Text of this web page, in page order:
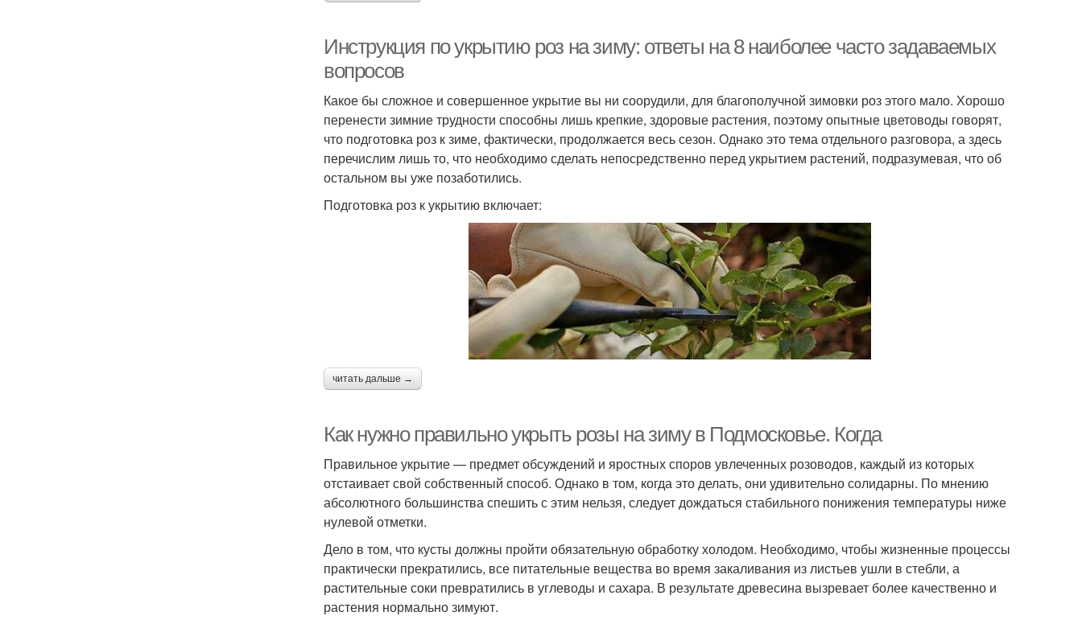
Инструкция по укрытию роз на зиму: ответы на 8 наиболее часто задаваемых
вопросов
Какое бы сложное и совершенное укрытие вы ни соорудили, для благополучной зимовки роз этого мало. Хорошо
перенести зимние трудности способны лишь крепкие, здоровые растения, поэтому опытные цветоводы говорят,
что подготовка роз к зиме, фактически, продолжается весь сезон. Однако это тема отдельного разговора, а здесь
перечислим лишь то, что необходимо сделать непосредственно перед укрытием растений, подразумевая, что об
остальном вы уже позаботились.
Подготовка роз к укрытию включает:
читать дальше →
Как нужно правильно укрыть розы на зиму в Подмосковье. Когда
Правильное укрытие — предмет обсуждений и яростных споров увлеченных розоводов, каждый из которых
отстаивает свой собственный способ. Однако в том, когда это делать, они удивительно солидарны. По мнению
абсолютного большинства спешить с этим нельзя, следует дождаться стабильного понижения температуры ниже
нулевой отметки.
Дело в том, что кусты должны пройти обязательную обработку холодом. Необходимо, чтобы жизненные процессы
практически прекратились, все питательные вещества во время закаливания из листьев ушли в стебли, а
растительные соки превратились в углеводы и сахара. В результате древесина вызревает более качественно и
растения нормально зимуют.